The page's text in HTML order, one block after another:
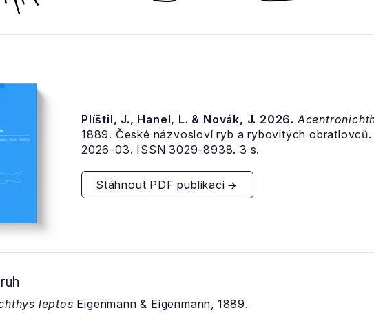
Plíštil, J., Hanel, L. & Novák, J. 2026.
1889. České názvosloví ryb a rybovitých
2026-03. ISSN 3029-8938. 3 s.
Stáhnout PDF publikaci
leptos Eigenmann & Eigenmann, 1889.